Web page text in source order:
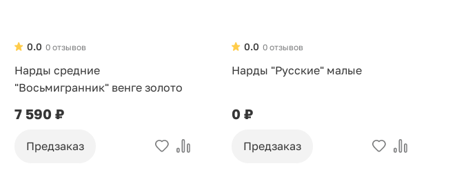
0 отзывов
0.0
Нарды средние
"Восьмигранник" венге золото
7 590 ₽
Предзаказ
0 отзывов
0.0
Нарды "Русские" малые
0 ₽
Предзаказ